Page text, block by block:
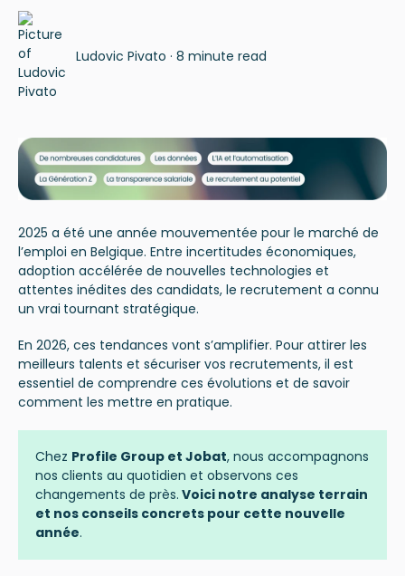
Ludovic Pivato · 8 minute read
2025 a été une année mouvementée pour le marché de
l’emploi en Belgique. Entre incertitudes économiques,
adoption accélérée de nouvelles technologies et
attentes inédites des candidats, le recrutement a connu
un vrai tournant stratégique.
En 2026, ces tendances vont s’amplifier. Pour attirer les
meilleurs talents et sécuriser vos recrutements, il est
essentiel de comprendre ces évolutions et de savoir
comment les mettre en pratique.
Chez Profile Group et Jobat, nous accompagnons
nos clients au quotidien et observons ces
changements de près. Voici notre analyse terrain
et nos conseils concrets pour cette nouvelle
année.